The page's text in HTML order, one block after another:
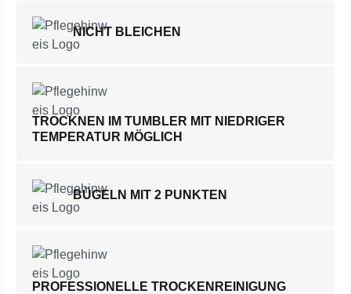
NICHT BLEICHEN
TROCKNEN IM TUMBLER MIT NIEDRIGER
TEMPERATUR MÖGLICH
BÜGELN MIT 2 PUNKTEN
PROFESSIONELLE TROCKENREINIGUNG